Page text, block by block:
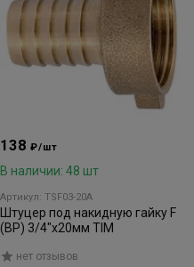
138₽/шт
В наличии: 48 шт
Артикул: TSF03-20A
Штуцер под накидную гайку F
(BP) 3/4"x20мм TIM
нет отзывов